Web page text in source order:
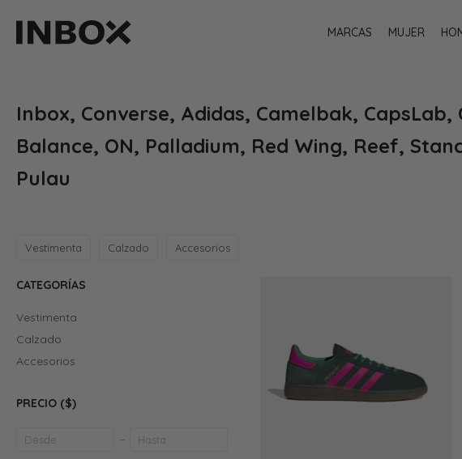
MARCAS MUJER
Inbox, Converse, Adidas, Camelbak,
Balance, ON, Palladium, Red Wing, Reef,
Pulau
Vestimenta Calzado Accesorios
CATEGORÍAS
Vestimenta
Calzado
Accesorios
PRECIO ($)